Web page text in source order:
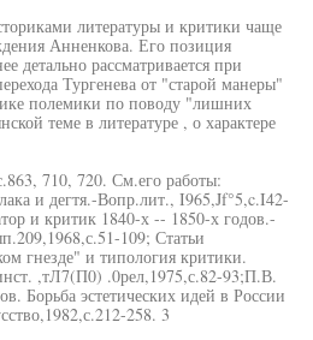
литературы и критики чаще
Анненкова. Его позиция
детально рассматривается при
Тургенева от "старой манеры"
полемики по поводу "лишних
теме в литературе , о характере
710, 720. См.его работы:
и дегтя.-Вопр.лит., I965,Jf°5,c.I42-
и критик 1840-х -- 1850-х годов.-
109; Статьи
гнезде" и типология критики.
,тЛ7(П0) .0рел,1975,с.82-93;П.В.
Борьба эстетических идей в России
258. 3